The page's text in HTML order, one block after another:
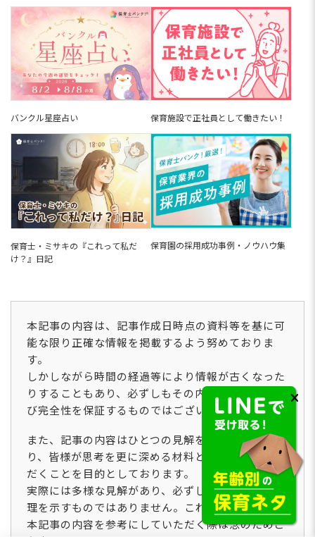
とです。企業内や病院で行われる保育や、商業施
設内の一時保育などがあたりますが、保育士さん
は、一般的な園との違いや働きやすさが気になり
ますよね。この記事では、...
企業内保育所とは?【2026年版】メ
リット・デメリットや給料・求人例
を解説
「もう持ち帰り仕事は限界…」「少人数の保育が
さんから、注目されているのが企業内保育所で
す。定員10〜30名の少人数制で、行事や書類業務
が少なく、持ち帰り仕事...
【2026年最新】子育て支援員の資格
取得方法。費用無料の研修内容・働
ける職場・保育士との違いまで解説
子育て支援員の資格取得方法は、自治体が実施す
る「子育て支援員研修」を修了することです。18
歳以上なら無資格・未経験でも受講でき、保育所
や学童等で即戦力として働けます。本記事では、
専門研修の内容・専門研...
幼稚園も保育園も経験して11年
実現したい」などという想いから、保育士バン
ク！を活用した転職を決意...
保育園事務・幼稚園事務がきつい5つ
の理由！仕事内容・年収・メリット
保育園の事務がきついと感じる最大の理由は、保
育士との役割の境界が曖昧になりやすいことで
す。保育園で事務職の仕事を知りたい方や、仕事
に就いてから後悔したくない方、今回は、保育園
事務の仕事内容や業務がきつ...
フリーランス保育士とは？【2026年
版】 働き方・年収・なる方法を解説
特定の園に所属せず、自分のスキルと経験を活か
して自由に働く「フリーランス保育士」。保育士
不足や働き方の多様化を背景に、需要が急増して
いる新しいワークスタイルです。 今回は、フリー
子どもと関わる仕事36選！資格な
バンクル星座占い 保育施設で正社員として働きたい！
保育士・ミサキの『これって私だ
け？』日記
保育園の採用成功事例・ノウハウ集
本記事の内容は、記事作成日時点の資料等を基に可
能な限り正確な情報を掲載するよう努めておりま
す。
しかしながら時間の経過等により情報が古くなった
りすることもあり、必ずしもその内容の正確性およ
び完全性を保証するものではございません。
また、記事の内容はひとつの見解を示すものであ
り、皆様が思考を更に深める材料としてご活用いた
だくことを目的としております。
実際には多様な見解があり、必ずしも唯一絶対の真
理を示すものではありません。これらの点につき、
本記事の内容を参考にしていただく際は念のためご